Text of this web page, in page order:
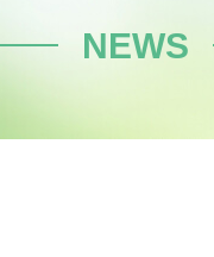
NEWS